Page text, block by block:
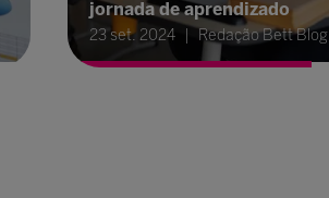
jornada de aprendizado
23 set. 2024 Redação Bett Blog